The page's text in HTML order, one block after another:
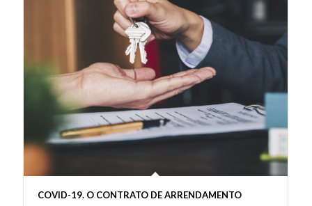
COVID-19. O CONTRATO DE ARRENDAMENTO